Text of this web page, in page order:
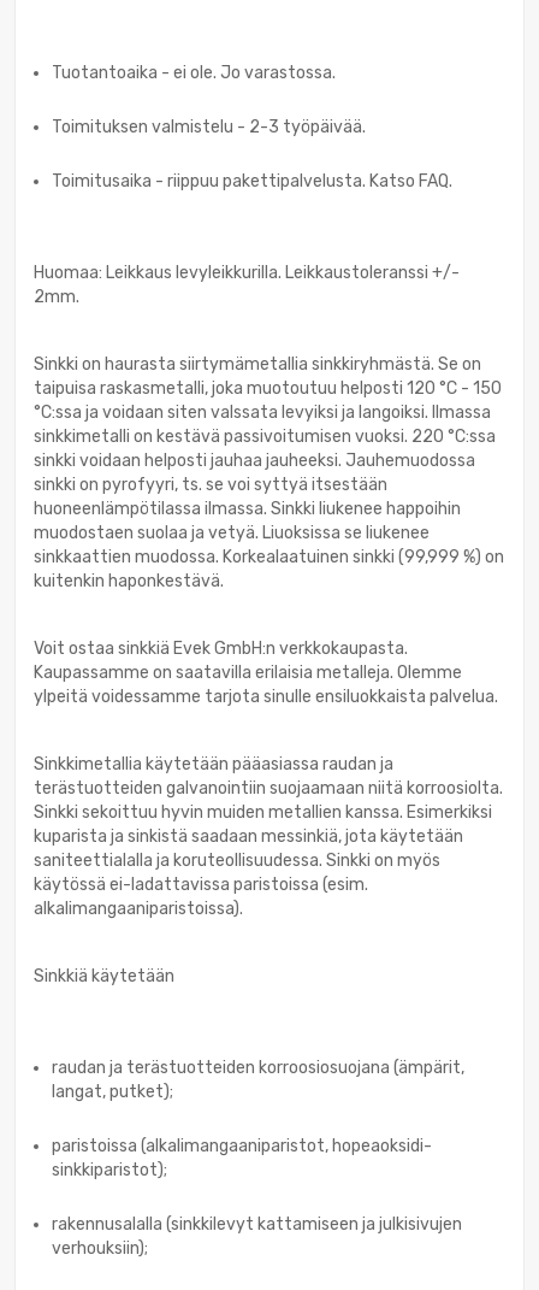
Tuotantoaika - ei ole. Jo varastossa.
Toimituksen valmistelu - 2-3 työpäivää.
Toimitusaika - riippuu pakettipalvelusta. Katso FAQ.
Huomaa: Leikkaus levyleikkurilla. Leikkaustoleranssi +/-
2mm.
Sinkki on haurasta siirtymämetallia sinkkiryhmästä. Se on
taipuisa raskasmetalli, joka muotoutuu helposti 120 °C - 150
°C:ssa ja voidaan siten valssata levyiksi ja langoiksi. Ilmassa
sinkkimetalli on kestävä passivoitumisen vuoksi. 220 °C:ssa
sinkki voidaan helposti jauhaa jauheeksi. Jauhemuodossa
sinkki on pyrofyyri, ts. se voi syttyä itsestään
huoneenlämpötilassa ilmassa. Sinkki liukenee happoihin
muodostaen suolaa ja vetyä. Liuoksissa se liukenee
sinkkaattien muodossa. Korkealaatuinen sinkki (99,999 %) on
kuitenkin haponkestävä.
Voit ostaa sinkkiä Evek GmbH:n verkkokaupasta.
Kaupassamme on saatavilla erilaisia metalleja. Olemme
ylpeitä voidessamme tarjota sinulle ensiluokkaista palvelua.
Sinkkimetallia käytetään pääasiassa raudan ja
terästuotteiden galvanointiin suojaamaan niitä korroosiolta.
Sinkki sekoittuu hyvin muiden metallien kanssa. Esimerkiksi
kuparista ja sinkistä saadaan messinkiä, jota käytetään
saniteettialalla ja koruteollisuudessa. Sinkki on myös
käytössä ei-ladattavissa paristoissa (esim.
alkalimangaaniparistoissa).
Sinkkiä käytetään
raudan ja terästuotteiden korroosiosuojana (ämpärit,
langat, putket);
paristoissa (alkalimangaaniparistot, hopeaoksidi-
sinkkiparistot);
rakennusalalla (sinkkilevyt kattamiseen ja julkisivujen
verhouksiin);